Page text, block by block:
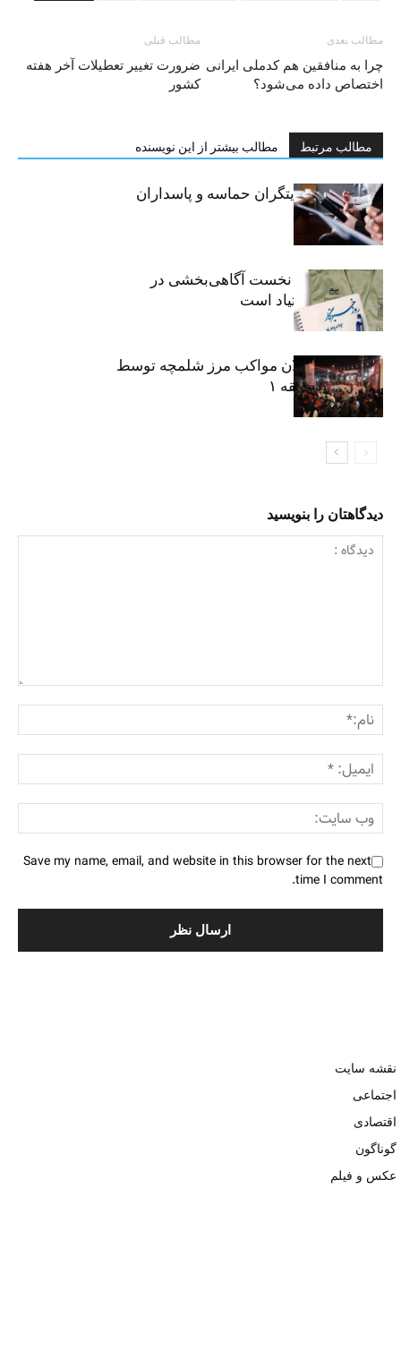
مطالب قبلی
ضرورت تغییر تعطیلات آخر هفته
کشور
مطالب بعدی
چرا به منافقین هم کدملی ایرانی
اختصاص داده می‌شود؟
مطالب مرتبط مطالب بیشتر از این نویسنده
خبرنگاران، روایتگران حماسه و پاسداران
حقیقت
«رسانه» سنگر نخست آگاهی‌بخشی در
پیشگیری از اعتیاد است
نکوداشت فعالان مواکب مرز شلمچه توسط
شهرداری منطقه ۱
دیدگاهتان را بنویسید
Save my name, email, and website in this browser for the next
time I comment.
نقشه سایت
اجتماعی
اقتصادی
گوناگون
عکس و فیلم